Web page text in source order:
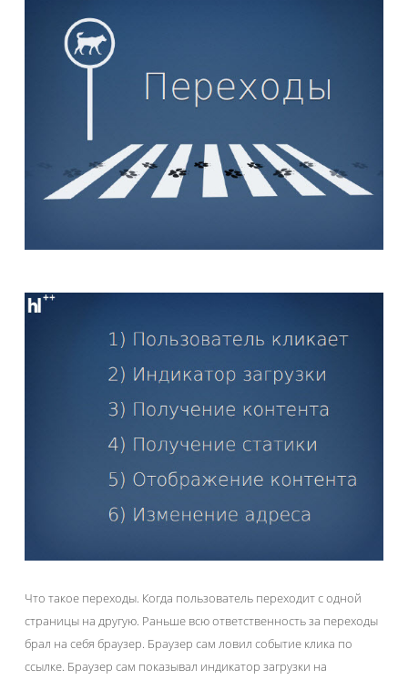
Что такое переходы. Когда пользователь переходит с одной
страницы на другую. Раньше всю ответственность за переходы
брал на себя браузер. Браузер сам ловил событие клика по
ссылке. Браузер сам показывал индикатор загрузки на